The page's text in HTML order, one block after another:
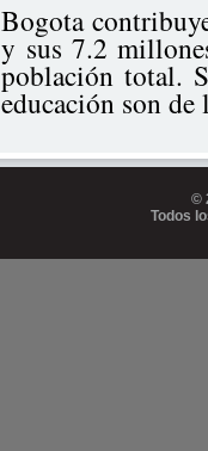
Bogota
y sus 7.2
población total.
educación son
©
Todos